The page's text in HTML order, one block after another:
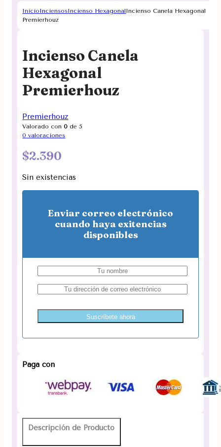
InicioInciensosIncienso HexagonalIncienso Canela Hexagonal
Premierhouz
Incienso Canela
Hexagonal
Premierhouz
Premierhouz
Valorado con0 de 5
0 valoraciones
$2.390
Sin existencias
Enviar correo electrónico
cuando haya exitencias
disponibles
Suscríbete ahora
Paga con
Descripción de Producto